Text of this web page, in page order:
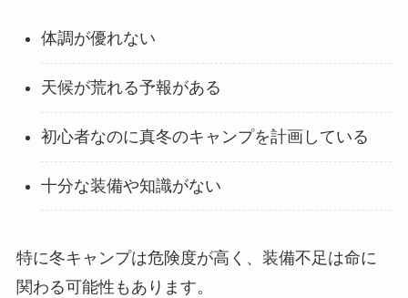
体調が優れない
天候が荒れる予報がある
初心者なのに真冬のキャンプを計画している
十分な装備や知識がない
特に冬キャンプは危険度が高く、装備不足は命に
関わる可能性もあります。